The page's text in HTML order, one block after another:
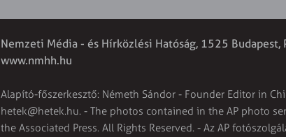
Nemzeti Média - és Hírközlési Hatóság, 1525
www.nmhh.hu
Alapító-főszerkesztő: Németh Sándor - Founder Editor in
hetek@hetek.hu. - The photos contained in the AP photo
the Associated Press. All Rights Reserved. - Az AP